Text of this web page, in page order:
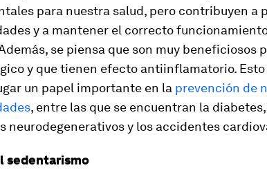
para nuestra salud, pero contribuyen a
y a mantener el correcto
se piensa que son muy beneficiosos
y que tienen efecto antiinflamatorio.
un papel importante en la prevención de
, entre las que se encuentran la
neurodegenerativos y los accidentes
sedentarismo